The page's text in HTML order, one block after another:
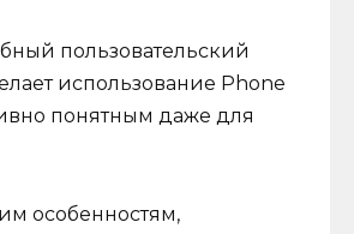
пользовательский
использование Phone
понятным даже для
особенностям,